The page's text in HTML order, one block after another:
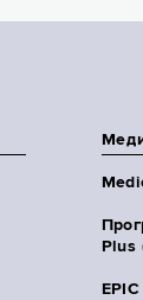
Plus
EPIC